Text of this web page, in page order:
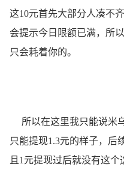
这10元首先大部分人凑不
会提示今日限额已满，所
只会耗着你的。
所以在这里我只能说米
只能提现1.3元的样子，后
且1元提现过后就没有这